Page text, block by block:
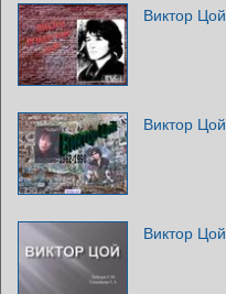
Виктор Цой
Виктор Цой
Виктор Цой